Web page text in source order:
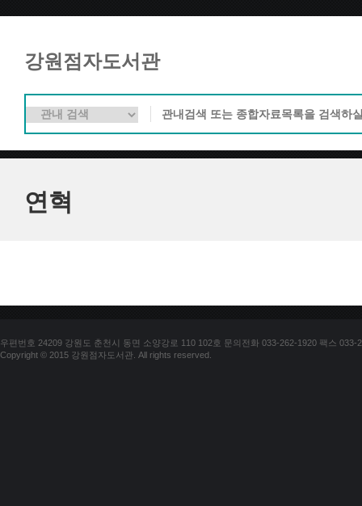
강원점자도서관
연혁
우편번호 24209 강원도 춘천시 동면 소양강로 110 102호 문의전화 033-262-1920 팩스 033-
Copyright © 2015 강원점자도서관. All rights reserved.